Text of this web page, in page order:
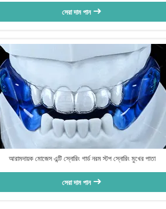
সেরা দাম পান
আরামদায়ক মোজেস এন্টি স্নোরিং গার্ড নরম স্টপ স্নোরিং মুখের পাতা
সেরা দাম পান